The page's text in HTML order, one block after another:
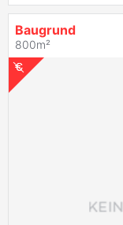
Baugrund
800m²